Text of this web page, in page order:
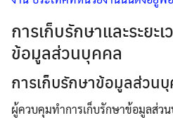
การเก็บรักษาและระยะ
ข้อมูลส่วนบุคคล
การเก็บรักษาข้อมูลส่วน
ผู้ควบคุมทำการเก็บรักษาข้อมูลส่ว